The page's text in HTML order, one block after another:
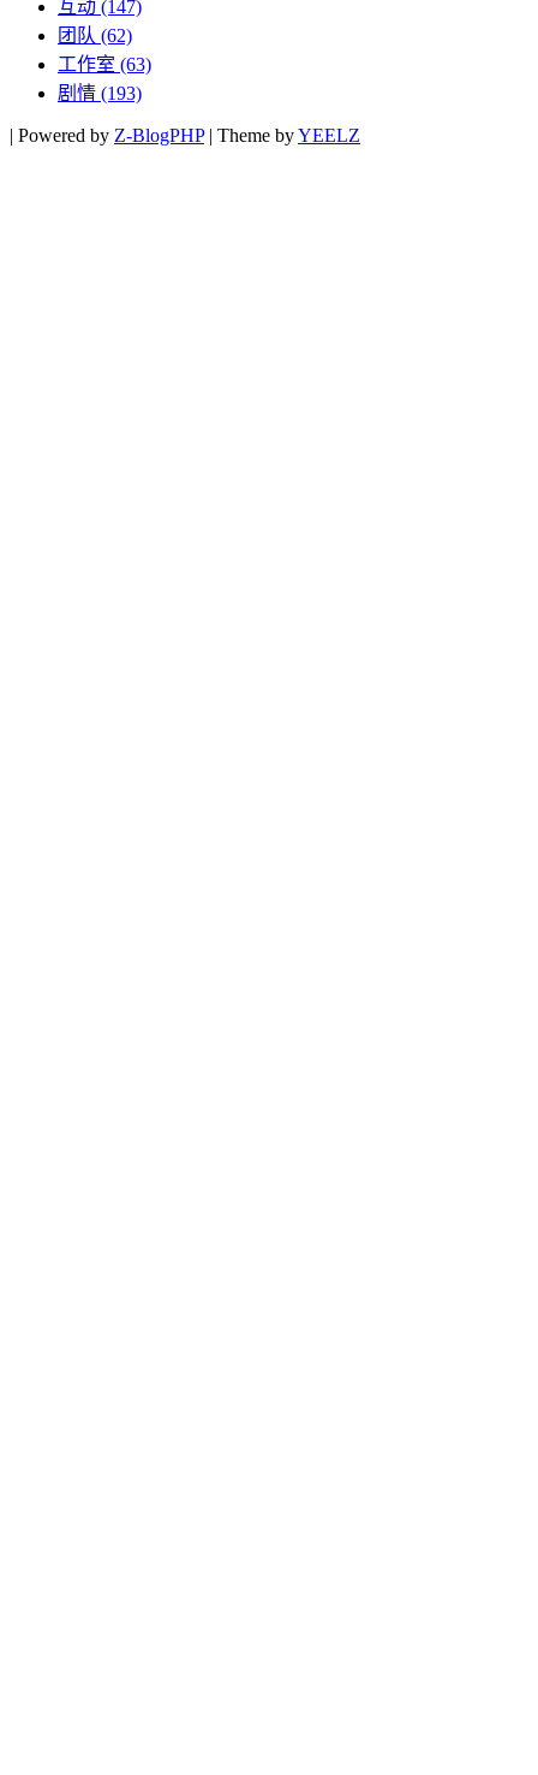
互动 (147)
团队 (62)
工作室 (63)
剧情 (193)
| Powered by Z-BlogPHP | Theme byYEELZ